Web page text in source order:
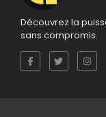
Découvrez la
sans compromis.